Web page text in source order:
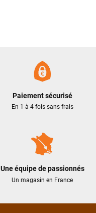
Paiement sécurisé
En 1 à 4 fois sans frais
Une équipe de passionnés
Un magasin en France